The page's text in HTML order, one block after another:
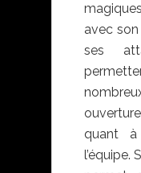
avec
ses
quant
l’équipe.